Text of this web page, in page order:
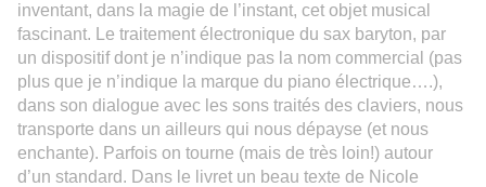
inventant, dans la magie de l’instant, cet objet musical
fascinant.
Le traitement électronique du sax baryton, par
un dispositif dont je n’indique pas la nom commercial (pas
plus que je n’indique la marque du piano électrique….),
dans son dialogue avec les sons traités des claviers, nous
transporte dans un ailleurs qui nous dépayse (et nous
enchante). Parfois on tourne (mais de très loin!) autour
d’un standard. Dans le livret un beau texte de Nicole